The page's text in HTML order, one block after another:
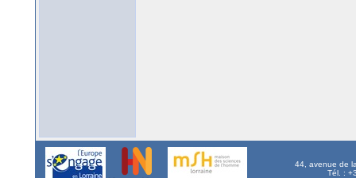
44, avenue de
Tél. :